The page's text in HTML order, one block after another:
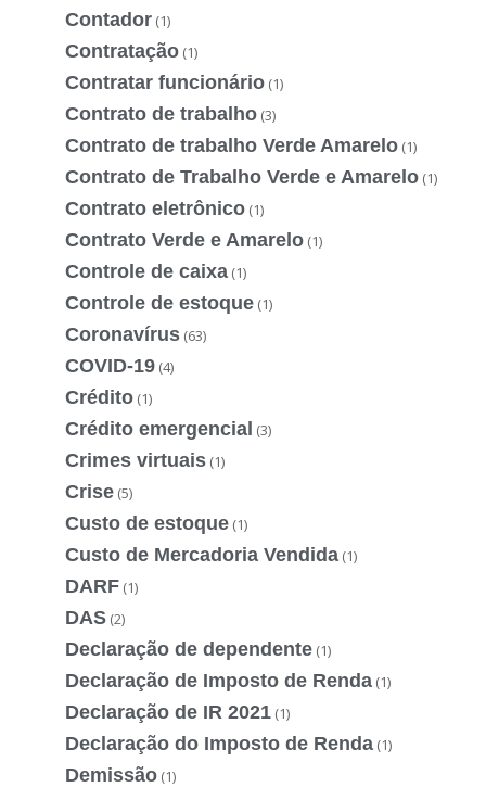
Contador (1)
Contratação (1)
Contratar funcionário (1)
Contrato de trabalho (3)
Contrato de trabalho Verde Amarelo (1)
Contrato de Trabalho Verde e Amarelo (1)
Contrato eletrônico (1)
Contrato Verde e Amarelo (1)
Controle de caixa (1)
Controle de estoque (1)
Coronavírus (63)
COVID-19 (4)
Crédito (1)
Crédito emergencial (3)
Crimes virtuais (1)
Crise (5)
Custo de estoque (1)
Custo de Mercadoria Vendida (1)
DARF (1)
DAS (2)
Declaração de dependente (1)
Declaração de Imposto de Renda (1)
Declaração de IR 2021 (1)
Declaração do Imposto de Renda (1)
Demissão (1)